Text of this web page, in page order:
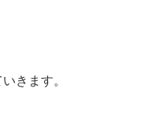
きます。